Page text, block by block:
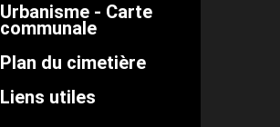
Urbanisme - Carte
communale
Plan du cimetière
Liens utiles